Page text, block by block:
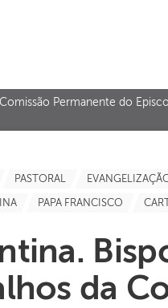
Permanente do
PASTORAL
PAPA FRANCISCO
da